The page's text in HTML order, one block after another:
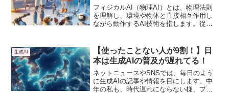
フィジカルAI（物理AI）とは、物理法則
を理解し、環境や物体と直接相互作用し
ながら動作するAI技術を指します。従来
カルAIはロボティクス、センシング技
術、制御システムと統合され、物理環境
での実行を目的としています。
生成AI
【使ったことない人が9割！】日
本は生成AIの普及が遅れてる！
ネットニュースやSNSでは、毎日のよう
に生成AIの記事や情報を目にします。中
年の私も、時代遅れにならない様、プラ